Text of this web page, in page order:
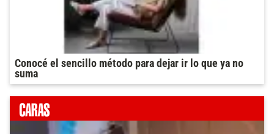
Conocé el sencillo método para dejar ir lo que ya no
suma